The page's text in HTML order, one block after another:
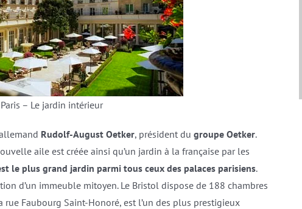
– Le jardin intérieur
Rudolf-August Oetker, président du groupe Oetker.
aile est créée ainsi qu’un jardin à la française par les
le plus grand jardin parmi tous ceux des palaces parisiens.
d’un immeuble mitoyen. Le Bristol dispose de 188 chambres
Faubourg Saint-Honoré, est l’un des plus prestigieux